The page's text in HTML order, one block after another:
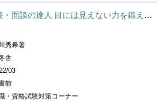
面談の達人 目には見えない力を鍛える125の問い
秀希著
舎
03
館
・資格試験対策コーナー